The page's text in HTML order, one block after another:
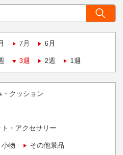
7月 6月
3週 2週 1週
・クッション
・アクセサリー
物 その他景品